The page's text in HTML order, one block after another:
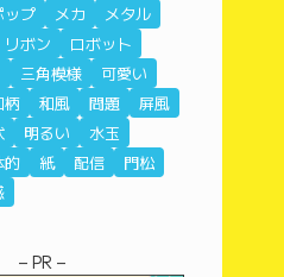
ップ メカ
メタル
リボン
ロボット
三角模様
可愛い
柄 和風 問題
屏風
明るい
水玉
的 紙 配信
門松
– PR –